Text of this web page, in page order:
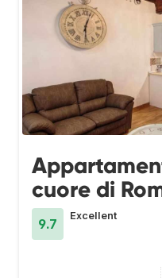
cuore di
9.7
Excellent